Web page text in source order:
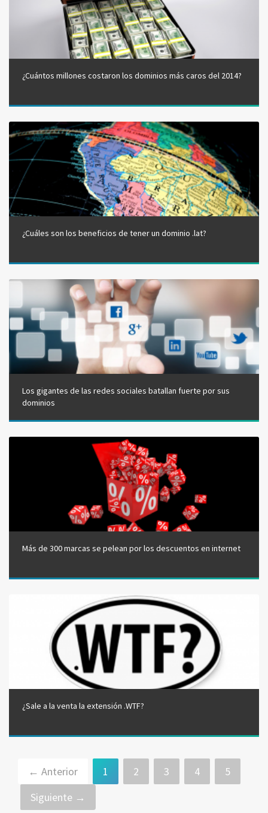
¿Cuántos millones costaron los dominios más caros del 2014?
¿Cuáles son los beneficios de tener un dominio .lat?
Los gigantes de las redes sociales batallan fuerte por sus
dominios
Más de 300 marcas se pelean por los descuentos en internet
¿Sale a la venta la extensión .WTF?
← Anterior 1 2 3 4
5
Siguiente →